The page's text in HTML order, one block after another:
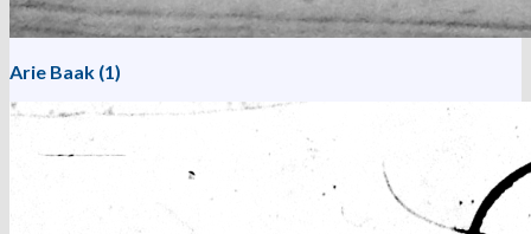
Arie Baak (1)